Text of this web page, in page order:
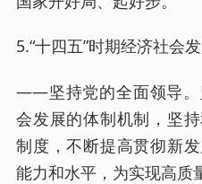
5.“十四五”时期经济社会
——坚持党的全面领导。
会发展的体制机制，坚
制度，不断提高贯彻新
能力和水平，为实现高质